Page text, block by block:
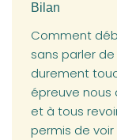
Bilan
Comment
sans parler de
durement
épreuve nous
et à tous
permis de